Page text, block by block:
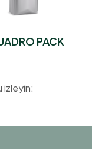
PACK
izleyin: